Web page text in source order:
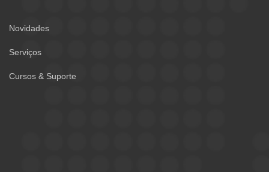
Novidades
Serviços
Cursos & Suporte